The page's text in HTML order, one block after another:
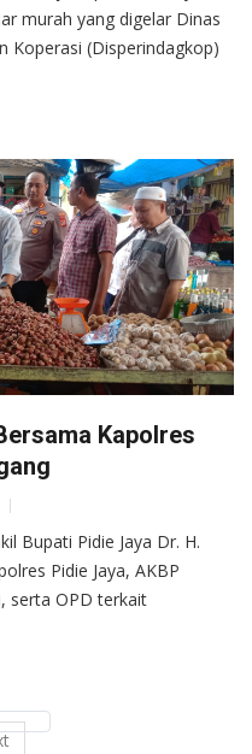
murah yang digelar Dinas
Koperasi (Disperindagkop)
Kapolres
Bupati Pidie Jaya Dr. H.
Pidie Jaya, AKBP
serta OPD terkait